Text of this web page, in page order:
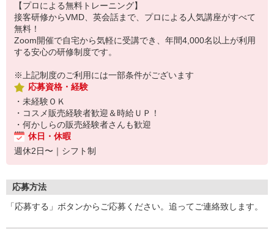
【プロによる無料トレーニング】
接客研修からVMD、英会話まで、プロによる人気講座がすべて
無料！
Zoom開催で自宅から気軽に受講でき、年間4,000名以上が利用
する安心の研修制度です。
※上記制度のご利用には一部条件がございます
応募資格・経験
・未経験ＯＫ
・コスメ販売経験者歓迎＆時給ＵＰ！
・何かしらの販売経験者さんも歓迎
休日・休暇
週休2日〜｜シフト制
応募方法
「応募する」ボタンからご応募ください。追ってご連絡致します。